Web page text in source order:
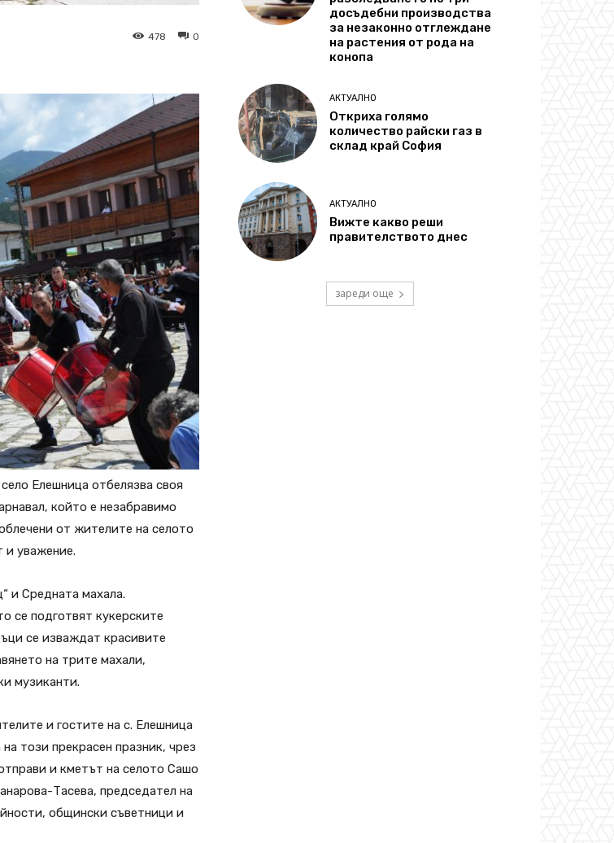
0
478
Елешница отбелязва своя
който е незабравимо
от жителите на селото
и уважение.
и Средната махала.
се подготвят кукерските
се изваждат красивите
на трите махали,
музиканти.
и гостите на с. Елешница
този прекрасен празник, чрез
и кметът на селото Сашо
Тасева, председател на
общински съветници и
досъдебни производства
за незаконно отглеждане
на растения от рода на
конопа
АКТУАЛНО
Откриха голямо
количество райски газ в
склад край София
АКТУАЛНО
Вижте какво реши
правителството днес
зареди още